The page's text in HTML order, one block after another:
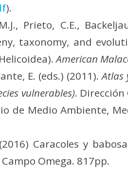
).
Prieto, C.E.,
taxonomy, and
American
E. (eds.) (2011).Atlas
vulnerables).
de Medio Ambiente,
Caracoles y
Omega. 817pp.